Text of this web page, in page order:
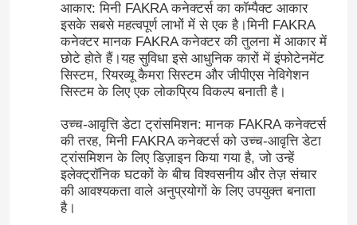
आकार: मिनी FAKRA कनेक्टर्स का कॉम्पैक्ट आकार
इसके सबसे महत्वपूर्ण लाभों में से एक है।मिनी FAKRA
कनेक्टर मानक FAKRA कनेक्टर की तुलना में आकार में
छोटे होते हैं।यह सुविधा इसे आधुनिक कारों में इंफोटेनमेंट
सिस्टम, रियरव्यू कैमरा सिस्टम और जीपीएस नेविगेशन
सिस्टम के लिए एक लोकप्रिय विकल्प बनाती है।
उच्च-आवृत्ति डेटा ट्रांसमिशन: मानक FAKRA कनेक्टर्स
की तरह, मिनी FAKRA कनेक्टर्स को उच्च-आवृत्ति डेटा
ट्रांसमिशन के लिए डिज़ाइन किया गया है, जो उन्हें
इलेक्ट्रॉनिक घटकों के बीच विश्वसनीय और तेज़ संचार
की आवश्यकता वाले अनुप्रयोगों के लिए उपयुक्त बनाता
है।